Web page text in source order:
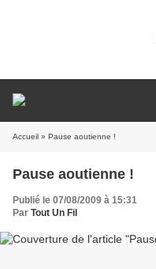
Accueil » Pause aoutienne !
Pause aoutienne !
Publié le 07/08/2009 à 15:31
Par Tout Un Fil